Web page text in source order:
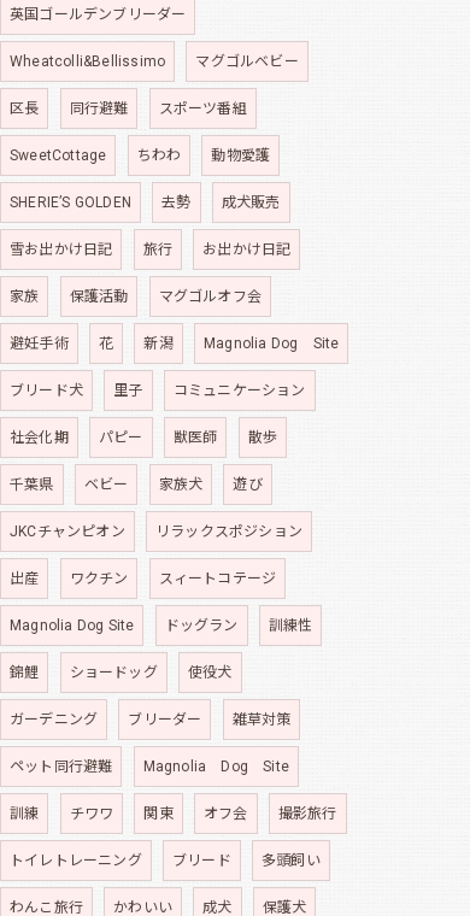
英国ゴールデンブリーダー
Wheatcolli&Bellissimo マグゴルベビー
区長 同行避難 スポーツ番組
SweetCottage ちわわ 動物愛護
SHERIE’S GOLDEN 去勢 成犬販売
雪お出かけ日記 旅行 お出かけ日記
家族 保護活動 マグゴルオフ会
避妊手術 花 新潟 Magnolia Dog Site
ブリード犬 里子 コミュニケーション
社会化期 パピー 獣医師 散歩
千葉県 ベビー 家族犬 遊び
JKCチャンピオン リラックスポジション
出産 ワクチン スィートコテージ
Magnolia Dog Site ドッグラン 訓練性
錦鯉 ショードッグ 使役犬
ガーデニング ブリーダー 雑草対策
ペット同行避難 Magnolia Dog Site
訓練 チワワ 関東 オフ会 撮影旅行
トイレトレーニング ブリード 多頭飼い
わんこ旅行 かわいい 成犬 保護犬